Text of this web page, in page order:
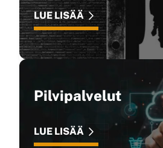
LUE LISÄÄ
Pilvipalvelut
LUE LISÄÄ